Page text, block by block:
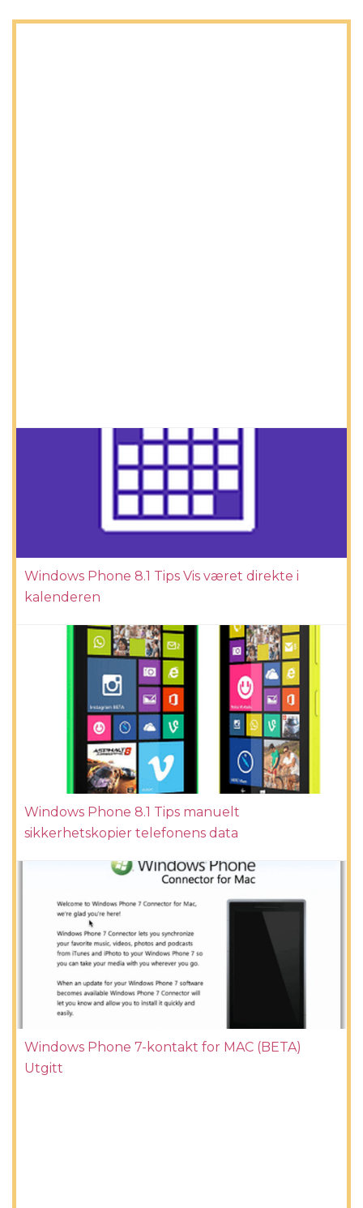
Windows Phone 8.1 Tips Vis været direkte i
kalenderen
Windows Phone 8.1 Tips manuelt
sikkerhetskopier telefonens data
Windows Phone 7-kontakt for MAC (BETA)
Utgitt